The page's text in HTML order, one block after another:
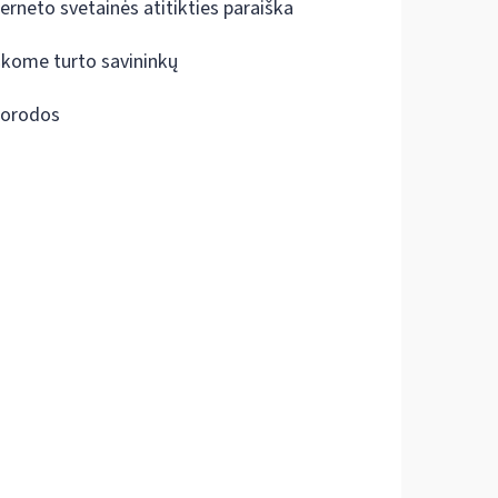
svetainės atitikties paraiška
turto savininkų